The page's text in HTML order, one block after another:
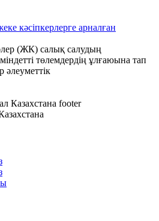
кәсіпкерлерге арналған
(ЖК) салық салудың
төлемдердің ұлғаюына тап
әлеуметтік